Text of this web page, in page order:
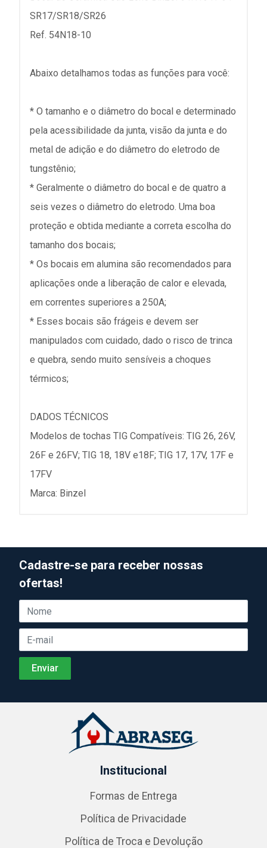
SR17/SR18/SR26
Ref. 54N18-10
Abaixo detalhamos todas as funções para você:
* O tamanho e o diâmetro do bocal e determinado
pela acessibilidade da junta, visão da junta e do
metal de adição e do diâmetro do eletrodo de
tungstênio;
* Geralmente o diâmetro do bocal e de quatro a
seis vezes o diâmetro do eletrodo. Uma boa
proteção e obtida mediante a correta escolha do
tamanho dos bocais;
* Os bocais em alumina são recomendados para
aplicações onde a liberação de calor e elevada,
em correntes superiores a 250A;
* Esses bocais são frágeis e devem ser
manipulados com cuidado, dado o risco de trinca
e quebra, sendo muito sensíveis a choques
térmicos;
DADOS TÉCNICOS
Modelos de tochas TIG Compatíveis: TIG 26, 26V,
26F e 26FV; TIG 18, 18V e18F; TIG 17, 17V, 17F e
17FV
Marca: Binzel
Cadastre-se para receber nossas
ofertas!
Institucional
Formas de Entrega
Política de Privacidade
Política de Troca e Devolução